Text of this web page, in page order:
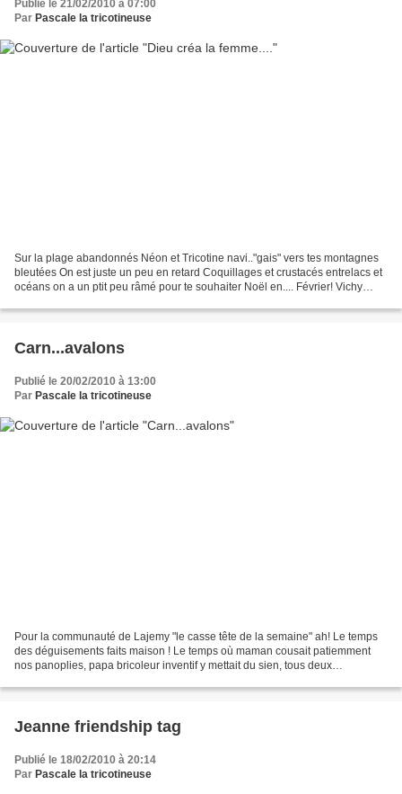
Publié le 21/02/2010 à 07:00
Par Pascale la tricotineuse
Sur la plage abandonnés Néon et Tricotine navi.."gais" vers tes montagnes
bleutées On est juste un peu en retard Coquillages et crustacés entrelacs et
océans on a un ptit peu râmé pour te souhaiter Noël en.... Février! Vichy
Carn...avalons
Publié le 20/02/2010 à 13:00
Par Pascale la tricotineuse
Pour la communauté de Lajemy "le casse tête de la semaine" ah! Le temps
des déguisements faits maison ! Le temps où maman cousait patiemment
nos panoplies, papa bricoleur inventif y mettait du sien, tous deux
Jeanne friendship tag
Publié le 18/02/2010 à 20:14
Par Pascale la tricotineuse